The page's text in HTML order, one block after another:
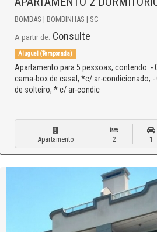
BOMBAS | BOMBINHAS | SC
A partir de: Consulte
Aluguel (Temporada)
Apartamento para 5 pessoas, contendo: -
cama-box de casal, *c/ ar-condicionado; -
de solteiro, * c/ ar-condic
Apartamento 2 1